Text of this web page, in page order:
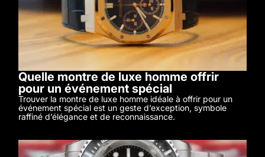
Quelle montre de luxe homme offrir
pour un événement spécial
Trouver la montre de luxe homme idéale à offrir pour un
événement spécial est un geste d’exception, symbole
raffiné d’élégance et de reconnaissance.